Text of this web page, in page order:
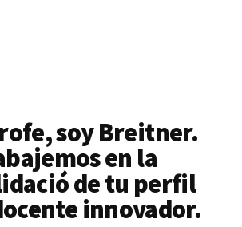
soy Breitner.
en la
de tu perfil
innovador.